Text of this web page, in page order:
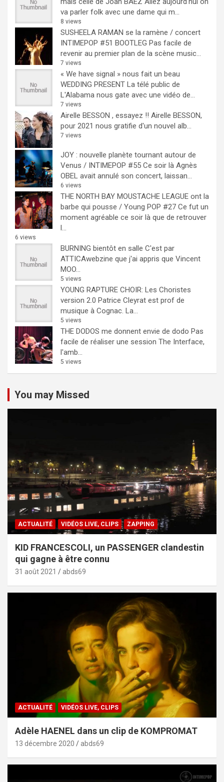
va parler folk avec une dame qui m...
8 views
SUSHEELA RAMAN se la ramène / concert
INTIMEPOP #51 BOOTLEG Pas facile de
revenir au premier plan de la scène music...
7 views
« We have signal » nous fait un beau
WEDDING PRESENT La télé public de
L'Alabama nous gate avec une vidéo de...
7 views
Airelle BESSON , essayez !! Airelle BESSON,
pour 2021 nous gratifie d'un nouvel alb...
7 views
JOY : nouvelle planète tournant autour de
Venus / INTIMEPOP #55 Ce soir là Agnès
OBEL avait annulé son concert, laissan...
6 views
THE NORTH BAY MOUSTACHE LEAGUE ont la
barbe qui pousse / Young POP #27 Ce fut un
moment agréable ce soir là que de retrouver
l...
6 views
BURNING bientôt en salle C'est par
ATTICAwebzine que j'ai appris que Vincent
MOO...
5 views
YOUNG RAPTURE CHOIR: Les Choristes
version 2.0 Patrice Cleyrat est prof de
musique à Cognac. La...
5 views
THE DODOS me donnent envie de dodo Pas
facile de réaliser une session The Interface,
l'amb...
5 views
You may Missed
ACTUALITÉ VIDÉOS LIVE, CLIPS ZAPPING
KID FRANCESCOLI, un PASSENGER clandestin
qui gagne à être connu
31 août 2021 abds69
ACTUALITÉ VIDÉOS LIVE, CLIPS
Adèle HAENEL dans un clip de KOMPROMAT
13 décembre 2020 abds69